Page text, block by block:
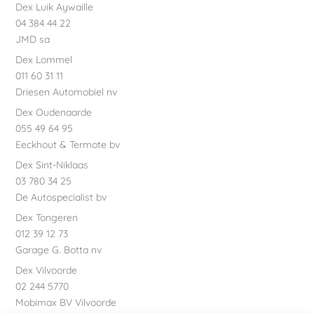
Dex Luik Aywaille
04 384 44 22
JMD sa
Dex Lommel
011 60 31 11
Driesen Automobiel nv
Dex Oudenaarde
055 49 64 95
Eeckhout & Termote bv
Dex Sint-Niklaas
03 780 34 25
De Autospecialist bv
Dex Tongeren
012 39 12 73
Garage G. Botta nv
Dex Vilvoorde
02 244 5770
Mobimax BV Vilvoorde